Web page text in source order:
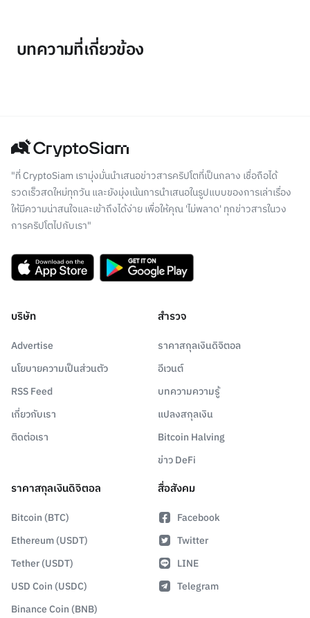
บทความที่เกี่ยวข้อง
"ที่ CryptoSiam เรามุ่งมั่นนำเสนอข่าวสารคริปโตที่เป็นกลาง เชื่อถือได้
รวดเร็วสดใหม่ทุกวัน และยังมุ่งเน้นการนำเสนอในรูปแบบของการเล่าเรื่อง
ให้มีความน่าสนใจและเข้าถึงได้ง่าย เพื่อให้คุณ 'ไม่พลาด' ทุกข่าวสารในวง
การคริปโตไปกับเรา"
บริษัท
Advertise
นโยบายความเป็นส่วนตัว
RSS Feed
เกี่ยวกับเรา
ติดต่อเรา
สำรวจ
ราคาสกุลเงินดิจิตอล
อีเวนต์
บทความความรู้
แปลงสกุลเงิน
Bitcoin Halving
ข่าว DeFi
ราคาสกุลเงินดิจิตอล
Bitcoin (BTC)
Ethereum (USDT)
Tether (USDT)
USD Coin (USDC)
Binance Coin (BNB)
สื่อสังคม
Facebook
Twitter
LINE
Telegram